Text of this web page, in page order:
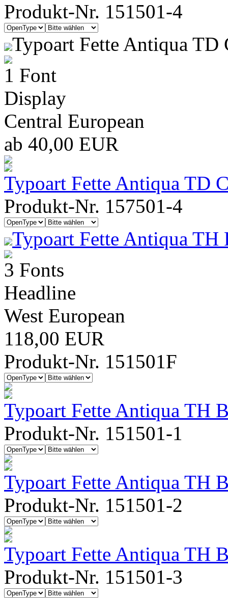
Produkt-Nr. 151501-4
Typoart Fette Antiqua TD
1 Font
Display
Central European
ab 40,00 EUR
Typoart Fette Antiqua TD
Produkt-Nr. 157501-4
Typoart Fette Antiqua TH
3 Fonts
Headline
West European
118,00 EUR
Produkt-Nr. 151501F
Typoart Fette Antiqua TH
Produkt-Nr. 151501-1
Typoart Fette Antiqua TH
Produkt-Nr. 151501-2
Typoart Fette Antiqua TH
Produkt-Nr. 151501-3